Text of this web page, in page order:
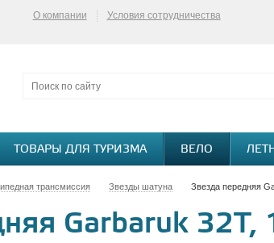
О компании Условия сотрудничества
ТОВАРЫ ДЛЯ ТУРИЗМА ВЕЛО
трансмиссия Звезды шатуна Звезда передняя
Garbaruk